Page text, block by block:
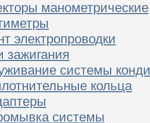
манометрические
электропроводки
зажигания
системы
кольца
системы